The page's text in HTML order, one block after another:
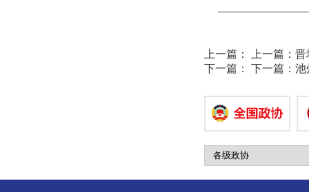
上一篇： 上一篇： 晋
下一篇： 下一篇： 池